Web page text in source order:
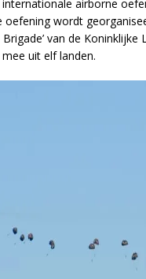
internationale airborne
oefening wordt
van de Koninklijke
uit elf landen.